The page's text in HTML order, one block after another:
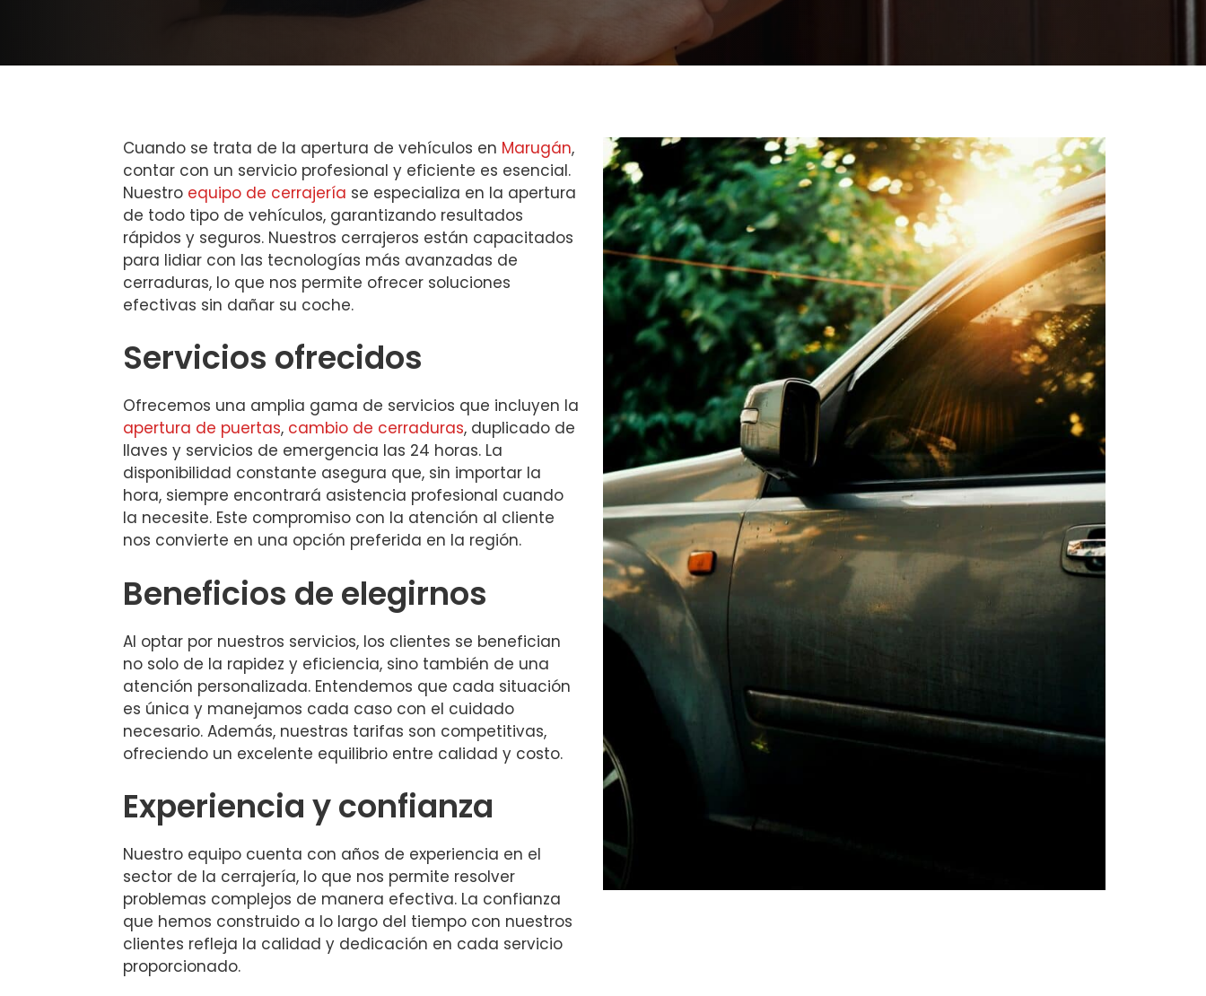
Cuando se trata de la apertura de vehículos en Marugán,
contar con un servicio profesional y eficiente es esencial.
Nuestro equipo de cerrajería se especializa en la apertura
de todo tipo de vehículos, garantizando resultados
rápidos y seguros. Nuestros cerrajeros están capacitados
para lidiar con las tecnologías más avanzadas de
cerraduras, lo que nos permite ofrecer soluciones
efectivas sin dañar su coche.
Servicios ofrecidos
Ofrecemos una amplia gama de servicios que incluyen la
apertura de puertas, cambio de cerraduras, duplicado de
llaves y servicios de emergencia las 24 horas. La
disponibilidad constante asegura que, sin importar la
hora, siempre encontrará asistencia profesional cuando
la necesite. Este compromiso con la atención al cliente
nos convierte en una opción preferida en la región.
Beneficios de elegirnos
Al optar por nuestros servicios, los clientes se benefician
no solo de la rapidez y eficiencia, sino también de una
atención personalizada. Entendemos que cada situación
es única y manejamos cada caso con el cuidado
necesario. Además, nuestras tarifas son competitivas,
ofreciendo un excelente equilibrio entre calidad y costo.
Experiencia y confianza
Nuestro equipo cuenta con años de experiencia en el
sector de la cerrajería, lo que nos permite resolver
problemas complejos de manera efectiva. La confianza
que hemos construido a lo largo del tiempo con nuestros
clientes refleja la calidad y dedicación en cada servicio
proporcionado.